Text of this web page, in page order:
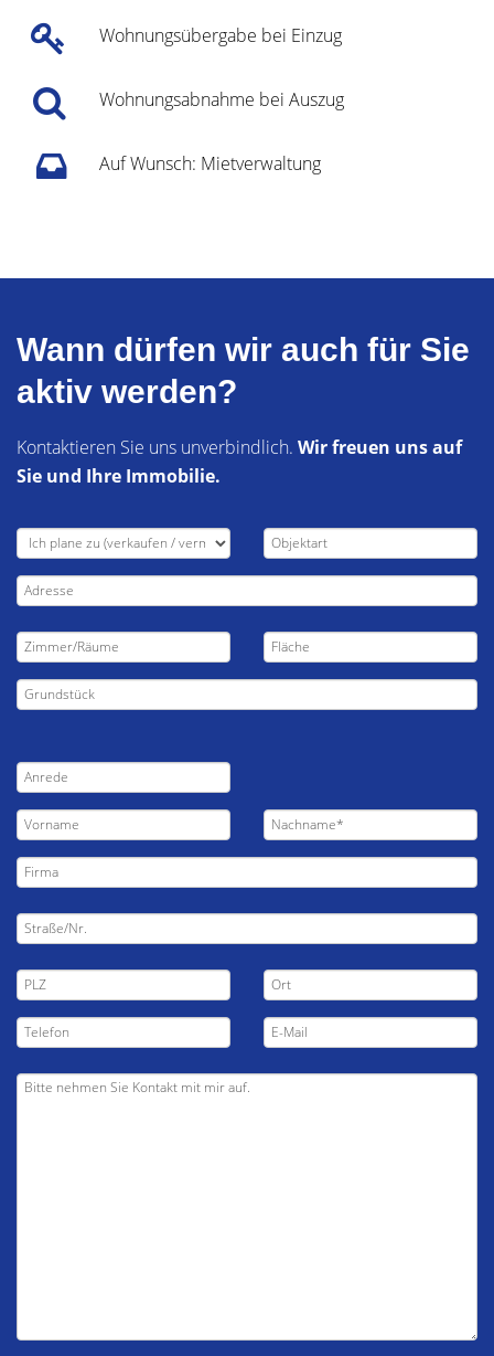
Wohnungsübergabe bei Einzug
Wohnungsabnahme bei Auszug
Auf Wunsch: Mietverwaltung
Wann dürfen wir auch für Sie
aktiv werden?
Kontaktieren Sie uns unverbindlich. Wir freuen uns auf
Sie und Ihre Immobilie.